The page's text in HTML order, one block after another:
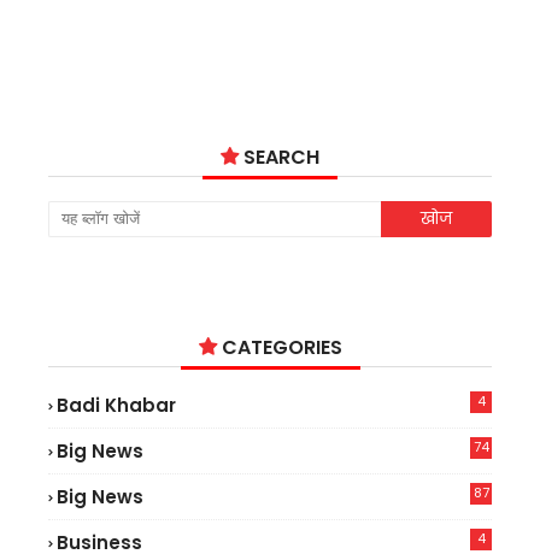
SEARCH
CATEGORIES
Badi Khabar 4
Big News
74
Big News
87
Business 4